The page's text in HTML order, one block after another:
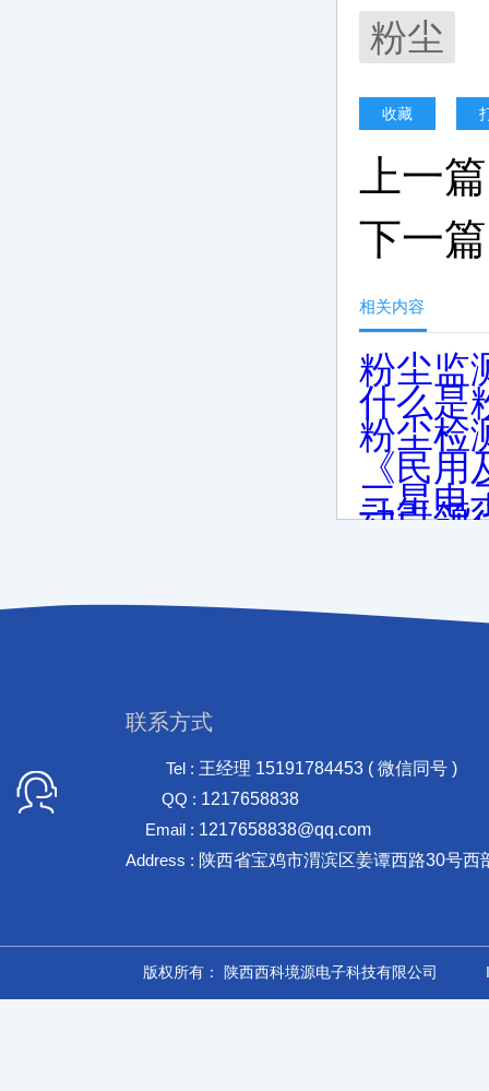
粉尘
收藏
上一
下一
相关内容
粉尘监
什么是
粉尘检
《民用
动引领
三星电
联系方式
Tel : 王经理 15191784453 ( 微信同号 )
QQ : 1217658838
Email : 1217658838@qq.com
Address : 陕西省宝鸡市渭滨区姜谭西路30号
版权所有： 陕西西科境源电子科技有限公司